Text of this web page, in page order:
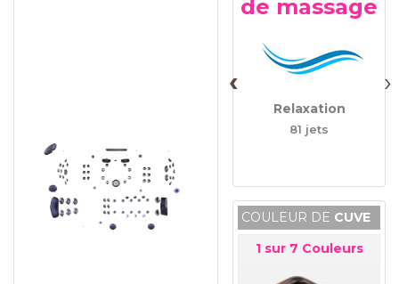
de massage
Relaxation
81 jets
‹ ›
COULEUR DE CUVE
1sur 7 Couleurs